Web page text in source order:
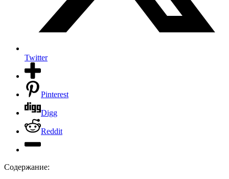
Twitter
Pinterest
Digg
Reddit
Содержание: